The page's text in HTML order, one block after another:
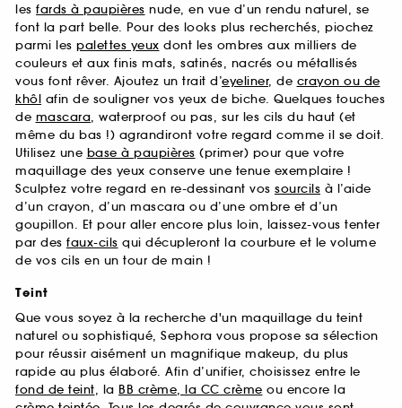
les fards à paupières nude, en vue d’un rendu naturel, se
font la part belle. Pour des looks plus recherchés, piochez
parmi les palettes yeux dont les ombres aux milliers de
couleurs et aux finis mats, satinés, nacrés ou métallisés
vous font rêver. Ajoutez un trait d’eyeliner, de crayon ou de
khôl afin de souligner vos yeux de biche. Quelques touches
de mascara, waterproof ou pas, sur les cils du haut (et
même du bas !) agrandiront votre regard comme il se doit.
Utilisez une base à paupières (primer) pour que votre
maquillage des yeux conserve une tenue exemplaire !
Sculptez votre regard en re-dessinant vos sourcils à l’aide
d’un crayon, d’un mascara ou d’une ombre et d’un
goupillon. Et pour aller encore plus loin, laissez-vous tenter
par des faux-cils qui décupleront la courbure et le volume
de vos cils en un tour de main !
Teint
Que vous soyez à la recherche d'un maquillage du teint
naturel ou sophistiqué, Sephora vous propose sa sélection
pour réussir aisément un magnifique makeup, du plus
rapide au plus élaboré. Afin d’unifier, choisissez entre le
fond de teint, la BB crème, la CC crème ou encore la